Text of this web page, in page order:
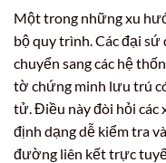
Một trong những xu
bộ quy trình. Các đại sứ
chuyển sang các hệ
tờ chứng minh lưu trú
tử. Điều này đòi hỏi các
định dạng dễ kiểm tra
đường liên kết trực